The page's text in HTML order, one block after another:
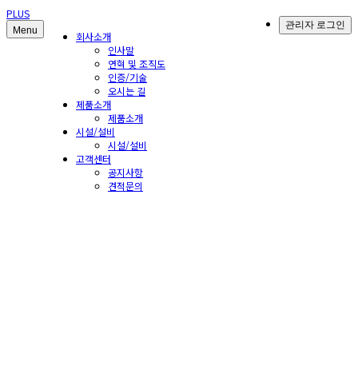
관리자 로그인
PLUS
Menu
회사소개
인사말
연혁 및 조직도
인증/기술
오시는 길
제품소개
제품소개
시설/설비
시설/설비
고객센터
공지사항
견적문의